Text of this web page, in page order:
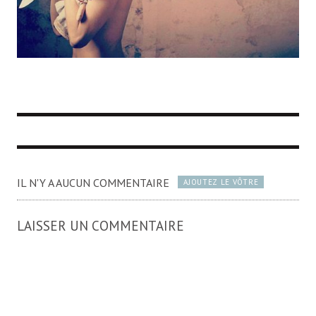
IL N'Y A AUCUN COMMENTAIRE AJOUTEZ LE VÔTRE
LAISSER UN COMMENTAIRE